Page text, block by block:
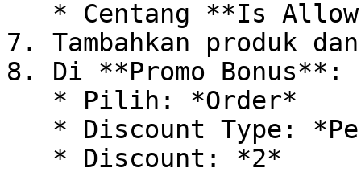
7. Tambahkan produk
8. Di **Promo Bonus**: